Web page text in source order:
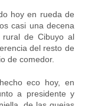
hoy en rueda de
casi una decena
rural de Cibuyo al
del resto de
de comedor.
eco hoy, en
a presidente y